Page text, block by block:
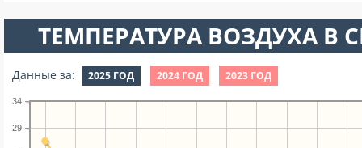
ТЕМПЕРАТУРА ВОЗДУХА В
Данные за: 2025 ГОД 2024 ГОД 2023 ГОД
29
34